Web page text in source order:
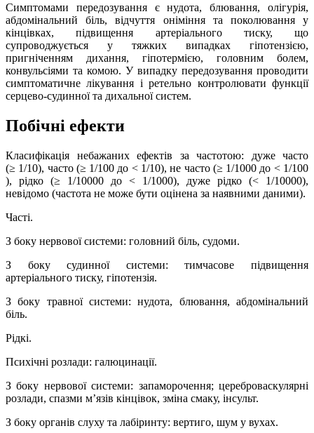
Симптомами передозування є нудота, блювання, олігурія,
абдомінальний біль, відчуття оніміння та поколювання у
кінцівках, підвищення артеріального тиску, що
супроводжується у тяжких випадках гіпотензією,
пригніченням дихання, гіпотермією, головним болем,
конвульсіями та комою. У випадку передозування проводити
симптоматичне лікування і ретельно контролювати функції
серцево-судинної та дихальної систем.
Побічні ефекти
Класифікація небажаних ефектів за частотою: дуже часто
(≥ 1/10), часто (≥ 1/100 до < 1/10), не часто (≥ 1/1000 до < 1/100
), рідко (≥ 1/10000 до < 1/1000), дуже рідко (< 1/10000),
невідомо (частота не може бути оцінена за наявними даними).
Часті.
З боку нервової системи: головний біль, судоми.
З боку судинної системи: тимчасове підвищення
артеріального тиску, гіпотензія.
З боку травної системи: нудота, блювання, абдомінальний
біль.
Рідкі.
Психічні розлади: галюцинації.
З боку нервової системи: запаморочення; цереброваскулярні
розлади, спазми м’язів кінцівок, зміна смаку, інсульт.
З боку органів слуху та лабіринту: вертиго, шум у вухах.